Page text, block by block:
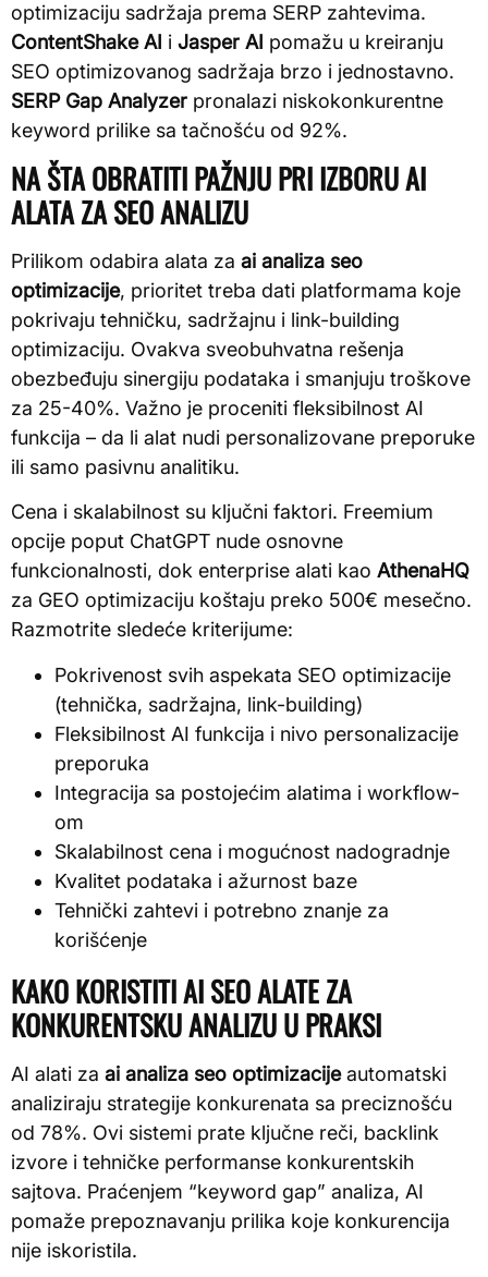
optimizaciju sadržaja prema SERP zahtevima.
ContentShake AI i Jasper AI pomažu u kreiranju
SEO optimizovanog sadržaja brzo i jednostavno.
SERP Gap Analyzer pronalazi niskokonkurentne
keyword prilike sa tačnošću od 92%.
NA ŠTA OBRATITI PAŽNJU PRI IZBORU AI
ALATA ZA SEO ANALIZU
Prilikom odabira alata za ai analiza seo
optimizacije, prioritet treba dati platformama koje
pokrivaju tehničku, sadržajnu i link-building
optimizaciju. Ovakva sveobuhvatna rešenja
obezbeđuju sinergiju podataka i smanjuju troškove
za 25-40%. Važno je proceniti fleksibilnost AI
funkcija – da li alat nudi personalizovane preporuke
ili samo pasivnu analitiku.
Cena i skalabilnost su ključni faktori. Freemium
opcije poput ChatGPT nude osnovne
funkcionalnosti, dok enterprise alati kao AthenaHQ
za GEO optimizaciju koštaju preko 500€ mesečno.
Razmotrite sledeće kriterijume:
Pokrivenost svih aspekata SEO optimizacije
(tehnička, sadržajna, link-building)
Fleksibilnost AI funkcija i nivo personalizacije
preporuka
Integracija sa postojećim alatima i workflow-
om
Skalabilnost cena i mogućnost nadogradnje
Kvalitet podataka i ažurnost baze
Tehnički zahtevi i potrebno znanje za
korišćenje
KAKO KORISTITI AI SEO ALATE ZA
KONKURENTSKU ANALIZU U PRAKSI
AI alati za ai analiza seo optimizacijeautomatski
analiziraju strategije konkurenata sa preciznošću
od 78%. Ovi sistemi prate ključne reči, backlink
izvore i tehničke performanse konkurentskih
sajtova. Praćenjem “keyword gap” analiza, AI
pomaže prepoznavanju prilika koje konkurencija
nije iskoristila.